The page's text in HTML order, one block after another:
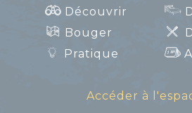
Découvrir
Bouger
Pratique
Accéder à